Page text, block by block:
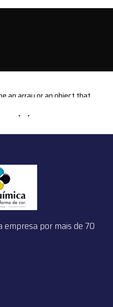
an array or an object that
por mais de 70